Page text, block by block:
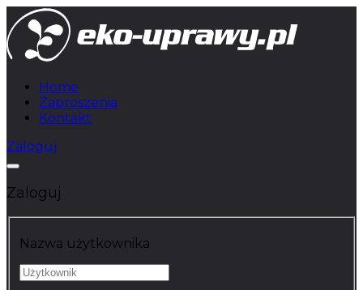
Home
Zaproszenia
Kontakt
Zaloguj
Zaloguj
Nazwa użytkownika